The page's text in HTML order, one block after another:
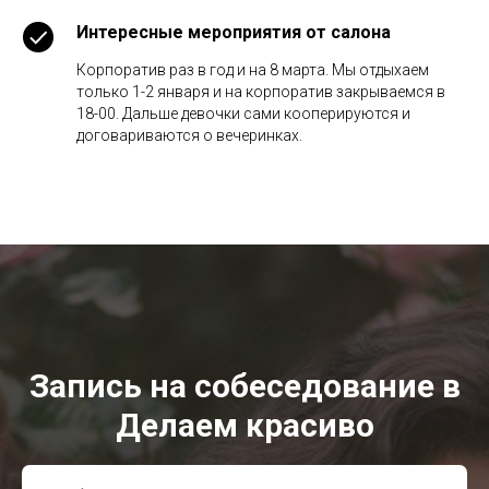
Интересные мероприятия от салона
Корпоратив раз в год и на 8 марта. Мы отдыхаем
только 1-2 января и на корпоратив закрываемся в
18-00. Дальше девочки сами кооперируются и
договариваются о вечеринках.
Запись на собеседование в
Делаем красиво